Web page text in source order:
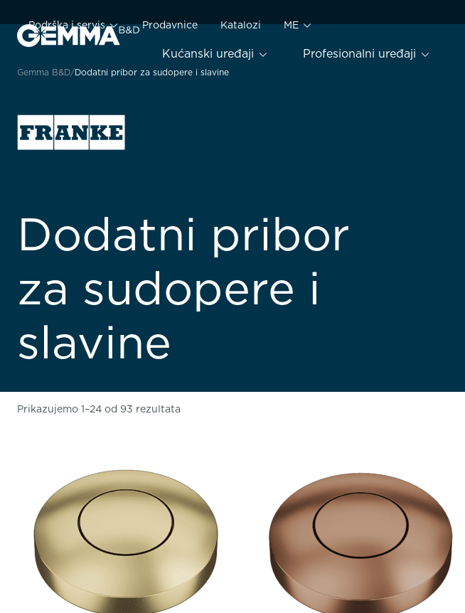
Kućanski uređaji Profesionalni uređaji
Podrška i servis Prodavnice Katalozi ME
Gemma B&D Dodatni pribor za sudopere i slavine
Dodatni pribor
za sudopere i
slavine
Prikazujemo 1–24 od 93 rezultata